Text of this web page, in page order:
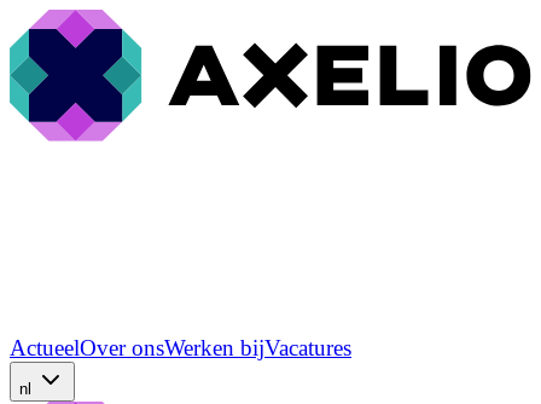
ActueelOver onsWerken bijVacatures
nl